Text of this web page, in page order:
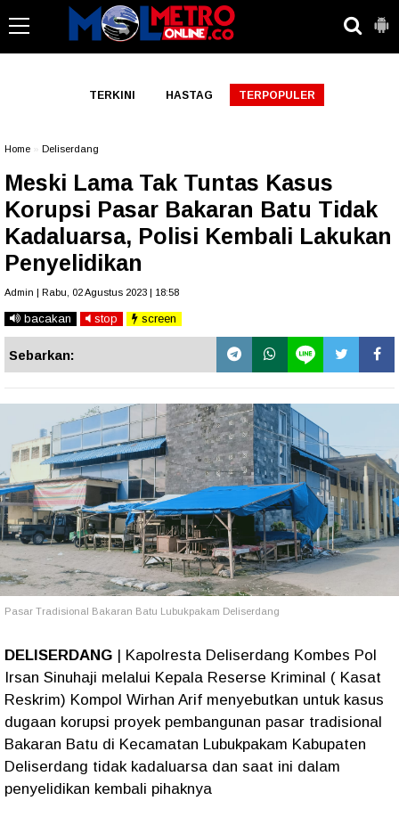
TERKINI HASTAG TERPOPULER
Home Deliserdang
Meski Lama Tak Tuntas Kasus
Korupsi Pasar Bakaran Batu Tidak
Kadaluarsa, Polisi Kembali Lakukan
Penyelidikan
Admin | Rabu, 02 Agustus 2023 | 18:58
bacakan stop screen
Sebarkan:
Pasar Tradisional Bakaran Batu Lubukpakam Deliserdang
DELISERDANG | Kapolresta Deliserdang Kombes Pol
Irsan Sinuhaji melalui Kepala Reserse Kriminal ( Kasat
Reskrim) Kompol Wirhan Arif menyebutkan untuk kasus
dugaan korupsi proyek pembangunan pasar tradisional
Bakaran Batu di Kecamatan Lubukpakam Kabupaten
Deliserdang tidak kadaluarsa dan saat ini dalam
penyelidikan kembali pihaknya